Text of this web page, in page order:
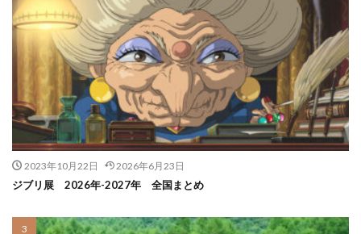
2023年10月22日 2026年6月23日
ジブリ展 2026年-2027年 全国まとめ